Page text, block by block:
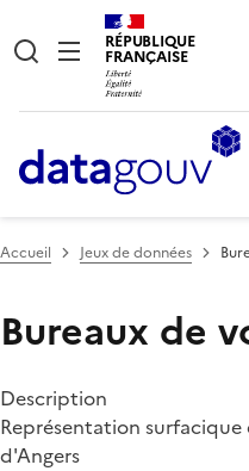
RÉPUBLIQUE
FRANÇAISE
Accueil Jeux de données
Bureaux de
Description
Représentation
d'Angers